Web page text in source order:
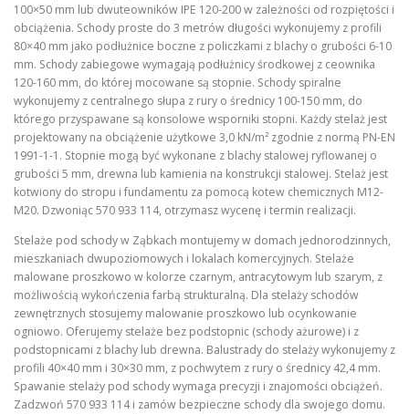
100×50 mm lub dwuteowników IPE 120-200 w zależności od rozpiętości i
obciążenia. Schody proste do 3 metrów długości wykonujemy z profili
80×40 mm jako podłużnice boczne z policzkami z blachy o grubości 6-10
mm. Schody zabiegowe wymagają podłużnicy środkowej z ceownika
120-160 mm, do której mocowane są stopnie. Schody spiralne
wykonujemy z centralnego słupa z rury o średnicy 100-150 mm, do
którego przyspawane są konsolowe wsporniki stopni. Każdy stelaż jest
projektowany na obciążenie użytkowe 3,0 kN/m² zgodnie z normą PN-EN
1991-1-1. Stopnie mogą być wykonane z blachy stalowej ryflowanej o
grubości 5 mm, drewna lub kamienia na konstrukcji stalowej. Stelaż jest
kotwiony do stropu i fundamentu za pomocą kotew chemicznych M12-
M20. Dzwoniąc 570 933 114, otrzymasz wycenę i termin realizacji.
Stelaże pod schody w Ząbkach montujemy w domach jednorodzinnych,
mieszkaniach dwupoziomowych i lokalach komercyjnych. Stelaże
malowane proszkowo w kolorze czarnym, antracytowym lub szarym, z
możliwością wykończenia farbą strukturalną. Dla stelaży schodów
zewnętrznych stosujemy malowanie proszkowo lub ocynkowanie
ogniowo. Oferujemy stelaże bez podstopnic (schody ażurowe) i z
podstopnicami z blachy lub drewna. Balustrady do stelaży wykonujemy z
profili 40×40 mm i 30×30 mm, z pochwytem z rury o średnicy 42,4 mm.
Spawanie stelaży pod schody wymaga precyzji i znajomości obciążeń.
Zadzwoń 570 933 114 i zamów bezpieczne schody dla swojego domu.